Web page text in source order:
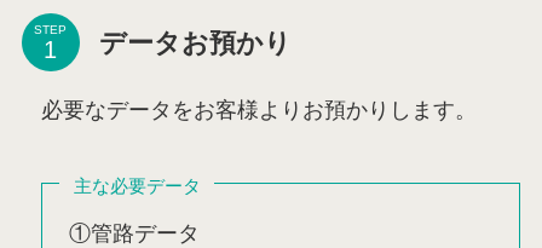
STEP データお預かり
必要なデータをお客様よりお預かりします。
主な必要データ
①管路データ